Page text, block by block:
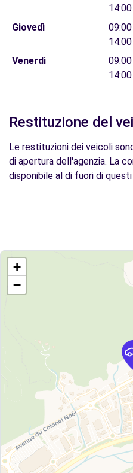
Giovedì
Venerdì
Restituzione del
Le restituzioni dei veicoli
di apertura dell'agenzia. La
disponibile al di fuori di questi
+
−